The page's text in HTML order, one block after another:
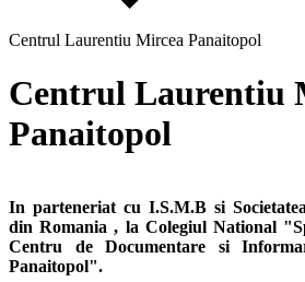
Centrul Laurentiu Mircea Panaitopol
Centrul Laurentiu
Panaitopol
In parteneriat cu I.S.M.B si
din Romania , la Colegiul National
Centru de Documentare si
Panaitopol".